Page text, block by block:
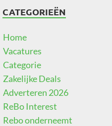
CATEGORIEËN
Home
Vacatures
Categorie
Zakelijke Deals
Adverteren 2026
ReBo Interest
Rebo onderneemt